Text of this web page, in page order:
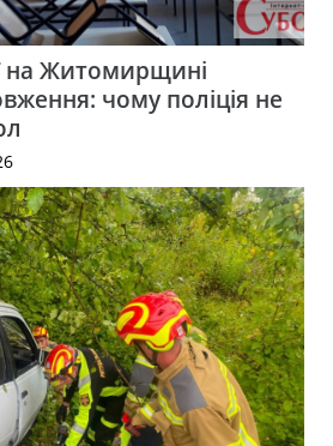
на Житомирщині
чому поліція не